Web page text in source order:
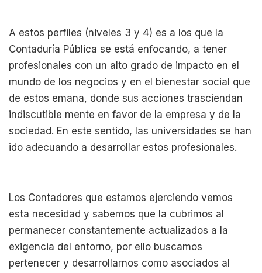
A estos perfiles (niveles 3 y 4) es a los que la
Contaduría Pública se está enfocando, a tener
profesionales con un alto grado de impacto en el
mundo de los negocios y en el bienestar social que
de estos emana, donde sus acciones trasciendan
indiscutible mente en favor de la empresa y de la
sociedad. En este sentido, las universidades se han
ido adecuando a desarrollar estos profesionales.
Los Contadores que estamos ejerciendo vemos
esta necesidad y sabemos que la cubrimos al
permanecer constantemente actualizados a la
exigencia del entorno, por ello buscamos
pertenecer y desarrollarnos como asociados al